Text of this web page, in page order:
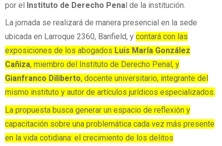
por el
Instituto de Derecho Pena l de la institución.
La jornada se realizará de manera presencial en la sede
ubicada en Larroque 2360, Banfield, y contará con las
exposiciones de los abogados Luis María González
Cañiza, miembro del Instituto de Derecho Penal, y
Gianfranco Diliberto, docente universitario, integrante del
mismo instituto y autor de artículos jurídicos especializados.
La propuesta busca generar un espacio de reflexión y
capacitación sobre una problemática cada vez más presente
en la vida cotidiana: el crecimiento de los delitos